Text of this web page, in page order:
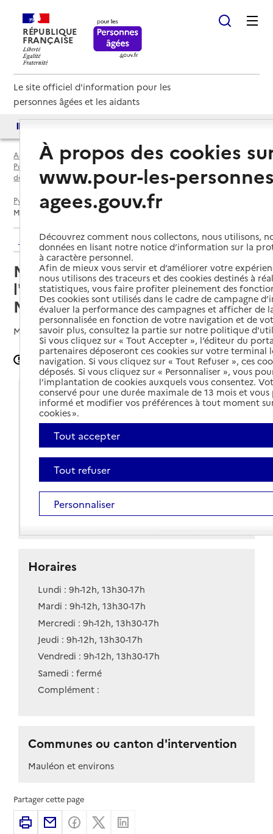
RÉPUBLIQUE
FRANÇAISE
Le site officiel d'information pour les
personnes âgées et les aidants
Accueil
Espace annuaire
Points d'information locaux dédiés aux personnes âgées par
département
Pyrénées-Atlantiques (64)
Mauléon-Licharre
Maison départementale de l'autonomie (MDA) - Site de Mauléon
Retour aux résultats de l'annuaire
Maison départementale de
l'autonomie (MDA) - Site de
Mauléon
Mis à jour le 21/11/2025
Signaler une erreur
Coordonnées
Adresse
6 place de la Résistance
64130-Mauléon-Licharre
Voir itinéraire
05 59 04 64 64
Contact
Horaires
Lundi : 9h-12h, 13h30-17h
Mardi : 9h-12h, 13h30-17h
Mercredi : 9h-12h, 13h30-17h
Jeudi : 9h-12h, 13h30-17h
Vendredi : 9h-12h, 13h30-17h
Samedi : fermé
Complément :
Communes ou canton d'intervention
Mauléon et environs
Partager cette page
ImprimerPartager par email
Partager sur Facebook
Partager sur X
À propos des cookies
www.pour-les-
agees.gouv.fr
Découvrez comment nous collectons, nous utilisons,
données en lisant notre notice d’information sur la
à caractère personnel.
Afin de mieux vous servir et d’améliorer votre
nous utilisons des traceurs et des cookies destinés à
statistiques, vous faire profiter pleinement des
Des cookies sont utilisés dans le cadre de campagne
évaluer la performance des campagnes et afficher de
personnalisée en fonction de votre navigation et de
savoir plus, consultez la partie sur notre politique
Si vous cliquez sur « Tout Accepter », l’éditeur du
partenaires déposeront ces cookies sur votre terminal
navigation. Si vous cliquez sur « Tout Refuser », ces
déposés. Si vous cliquez sur « Personnaliser », vous
l’implantation de cookies auxquels vous consentez.
conservé pour une durée maximale de 13 mois et
informé et modifier vos préférences à tout moment
cookies ».
Tout accepter
Tout refuser
Personnaliser